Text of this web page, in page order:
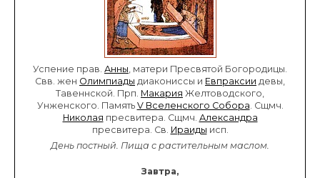
Успение прав. Анны, матери Пресвятой Богородицы.
Свв. жен Олимпиады диакониссы и Евпраксии девы,
Тавеннской. Прп. Макария Желтоводского,
Унженского. Память V Вселенского Собора. Сщмч.
Николая пресвитера. Сщмч. Александра
пресвитера. Св. Ираиды исп.
День постный. Пища с растительным маслом.
Завтра,